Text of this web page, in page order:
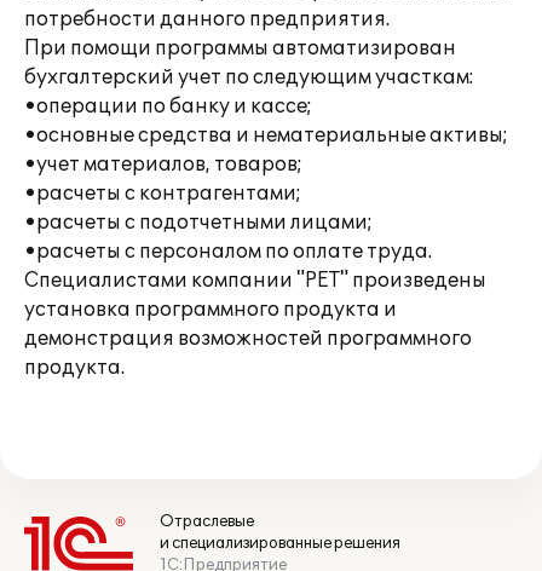
потребности данного предприятия.
При помощи программы автоматизирован
бухгалтерский учет по следующим участкам:
•операции по банку и кассе;
•основные средства и нематериальные активы;
•учет материалов, товаров;
•расчеты с контрагентами;
•расчеты с подотчетными лицами;
•расчеты с персоналом по оплате труда.
Специалистами компании "РЕТ" произведены
установка программного продукта и
демонстрация возможностей программного
продукта.
Отраслевые
и специализированные решения
1С:Предприятие